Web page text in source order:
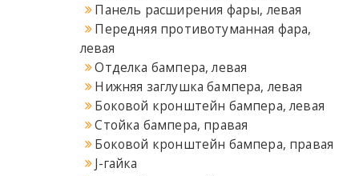
Панель расширения фары, левая
Передняя противотуманная фара,
левая
Отделка бампера, левая
Нижняя заглушка бампера, левая
Боковой кронштейн бампера, левая
Стойка бампера, правая
Боковой кронштейн бампера, правая
J-гайка